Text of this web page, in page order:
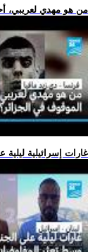
.. من هو مهدي لعريبي،
.. غارات إسرائيلية